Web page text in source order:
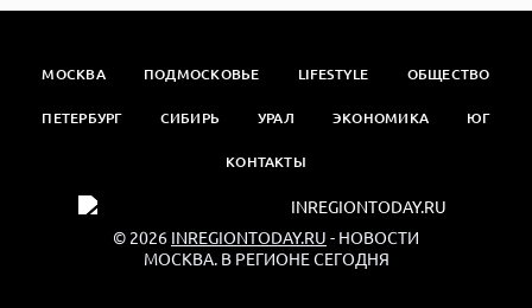
МОСКВА ПОДМОСКОВЬЕ LIFESTYLE ОБЩЕСТВО
ПЕТЕРБУРГ СИБИРЬ УРАЛ ЭКОНОМИКА ЮГ
КОНТАКТЫ
© 2026 INREGIONTODAY.RU - НОВОСТИ
МОСКВА. В РЕГИОНЕ СЕГОДНЯ